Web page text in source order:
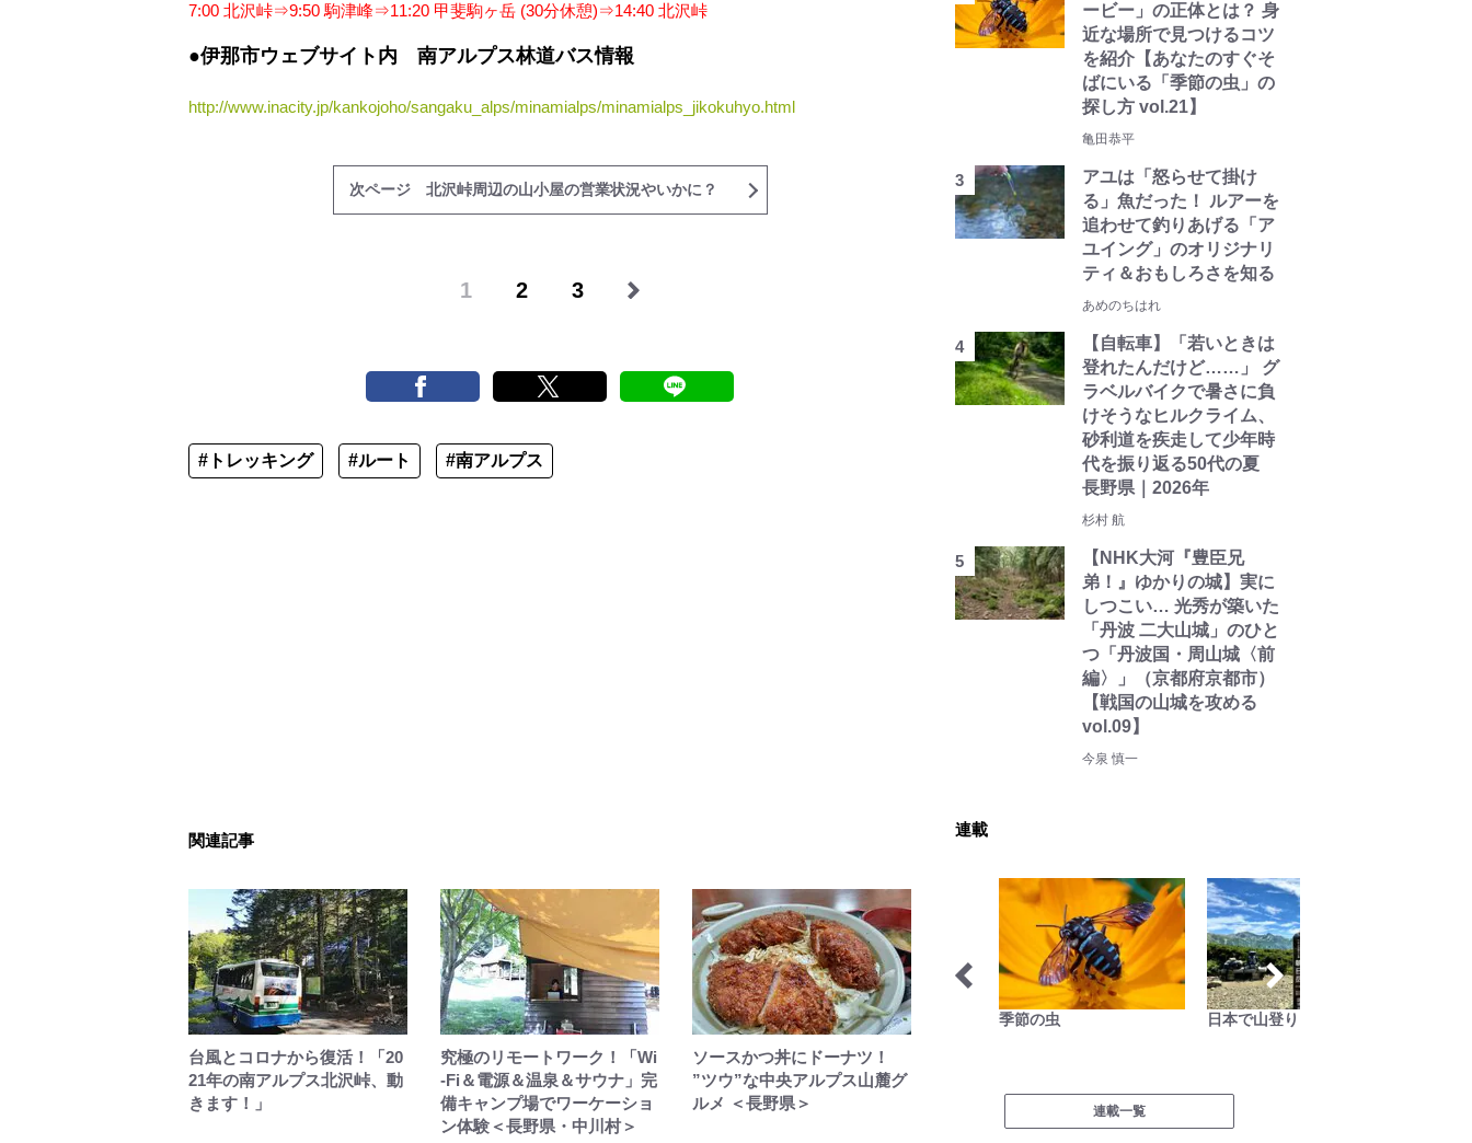
7:00 北沢峠⇒9:50 駒津峰⇒11:20 甲斐駒ヶ岳 (30分休憩)⇒14:40 北沢峠
●伊那市ウェブサイト内 南アルプス林道バス情報
http://www.inacity.jp/kankojoho/sangaku_alps/minamialps/minamialps_jikokuhyo.html
次ページ 北沢峠周辺の山小屋の営業状況やいかに？
1 2 3
#トレッキング #ルート #南アルプス
関連記事
台風とコロナから復活！「20
21年の南アルプス北沢峠、動
きます！」
究極のリモートワーク！「Wi
-Fi＆電源＆温泉＆サウナ」完
備キャンプ場でワーケーショ
ン体験＜長野県・中川村＞
ソースかつ丼にドーナツ！
”ツウ”な中央アルプス山麓グ
ルメ ＜長野県＞
ービー」の正体とは？ 身
近な場所で見つけるコツ
を紹介【あなたのすぐそ
ばにいる「季節の虫」の
探し方 vol.21】
亀田恭平
アユは「怒らせて掛け
る」魚だった！ ルアーを
追わせて釣りあげる「ア
ユイング」のオリジナリ
ティ＆おもしろさを知る
あめのちはれ
【自転車】「若いときは
登れたんだけど……」 グ
ラベルバイクで暑さに負
けそうなヒルクライム、
砂利道を疾走して少年時
代を振り返る50代の夏
長野県｜2026年
杉村 航
【NHK大河『豊臣兄
弟！』ゆかりの城】実に
しつこい… 光秀が築いた
「丹波 二大山城」のひと
つ「丹波国・周山城〈前
編〉」（京都府京都市）
【戦国の山城を攻める
vol.09】
今泉 慎一
連載
季節の外ごはん 山の天気と気象 季節の虫 日本で山登りはじめました
連載一覧